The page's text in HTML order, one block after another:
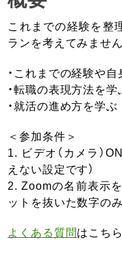
これまでの経験を整
ランを考えてみませ
・これまでの経験や
・転職の表現方法を学
・就活の進め方を学ぶ
＜参加条件＞
1. ビデオ（カメラ）
えない設定です）
2. Zoomの名前表示
ットを抜いた数字の
よくある質問はこちら